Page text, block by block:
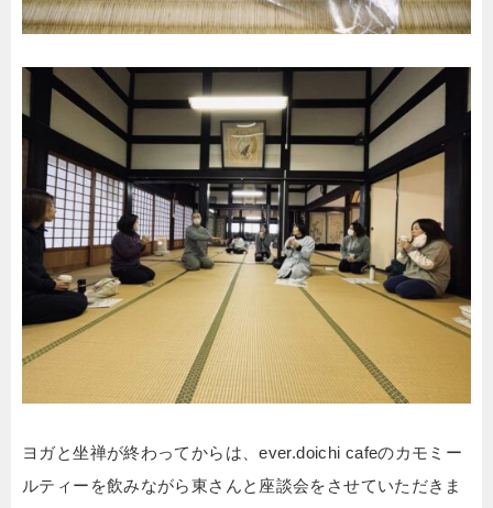
ヨガと坐禅が終わってからは、ever.doichi cafeのカモミー
ルティーを飲みながら東さんと座談会をさせていただきま